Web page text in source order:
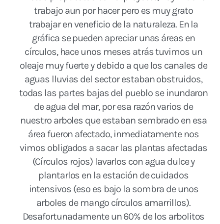
trabajo aun por hacer pero es muy grato
trabajar en veneficio de la naturaleza. En la
gráfica se pueden apreciar unas áreas en
círculos, hace unos meses atrás tuvimos un
oleaje muy fuerte y debido a que los canales de
aguas lluvias del sector estaban obstruidos,
todas las partes bajas del pueblo se inundaron
de agua del mar, por esa razón varios de
nuestro arboles que estaban sembrado en esa
área fueron afectado, inmediatamente nos
vimos obligados a sacar las plantas afectadas
(Círculos rojos) lavarlos con agua dulce y
plantarlos en la estación de cuidados
intensivos (eso es bajo la sombra de unos
arboles de mango círculos amarrillos).
Desafortunadamente un 60% de los arbolitos